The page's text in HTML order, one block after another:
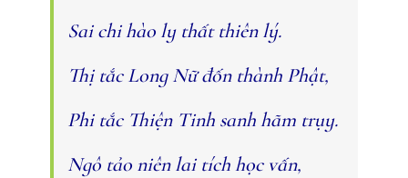
Sai chi hào ly thất thiên lý.
Thị tắc Long Nữ đốn thành Phật,
Phi tắc Thiện Tinh sanh hãm trụy.
Ngô tảo niên lai tích học vấn,